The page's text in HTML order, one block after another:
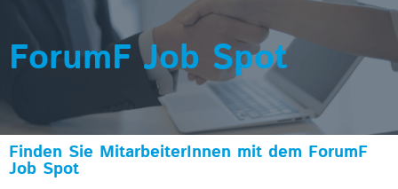
ForumF Job Spot
Finden Sie MitarbeiterInnen mit dem ForumF
Job Spot